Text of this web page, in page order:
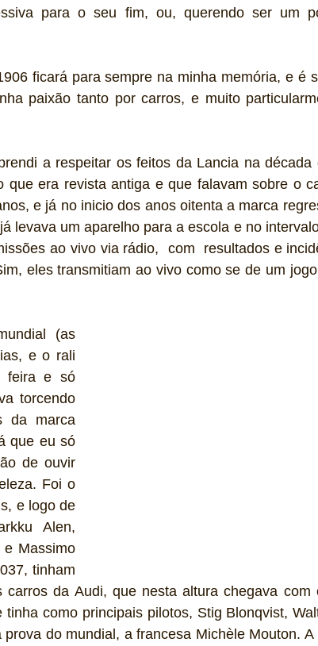
para o seu fim, ou, querendo ser um
ficará para sempre na minha memória, e é
paixão tanto por carros, e muito
a respeitar os feitos da Lancia na década
que era revista antiga e que falavam sobre o
e já no inicio dos anos oitenta a marca
levava um aparelho para a escola e no
ao vivo via rádio,  com  resultados e
eles transmitiam ao vivo como se de um
(as
e o rali
feira e só
torcendo
da marca
que eu só
de ouvir
Foi o
e logo de
Alen,
e Massimo
tinham
carros da Audi, que nesta altura chegava com
como principais pilotos, Stig Blonqvist,
do mundial, a francesa Michèle Mouton. A